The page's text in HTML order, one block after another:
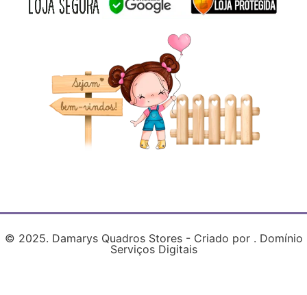
© 2025. Damarys Quadros Stores - Criado por . Domínio
Serviços Digitais